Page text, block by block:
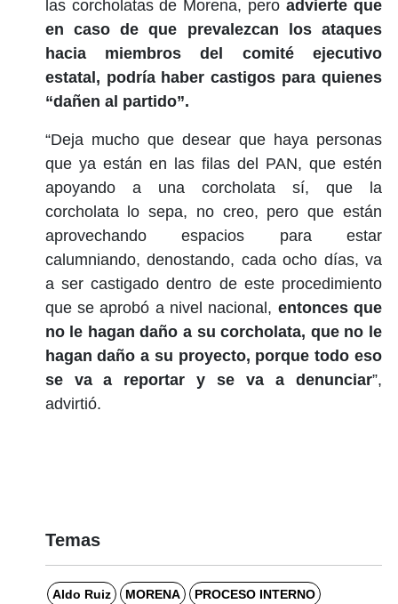
las corcholatas de Morena, peroadvierte que
en caso de que prevalezcan los ataques
hacia miembros del comité ejecutivo
estatal, podría haber castigos para quienes
“dañen al partido”.
“Deja mucho que desear que haya personas
que ya están en las filas del PAN, que estén
apoyando a una corcholata sí, que la
corcholata lo sepa, no creo, pero que están
aprovechando espacios para estar
calumniando, denostando, cada ocho días, va
a ser castigado dentro de este procedimiento
que se aprobó a nivel nacional, entonces que
no le hagan daño a su corcholata, que no le
hagan daño a su proyecto, porque todo eso
se va a reportar y se va a denunciar”,
advirtió.
Temas
Aldo Ruiz MORENA PROCESO INTERNO